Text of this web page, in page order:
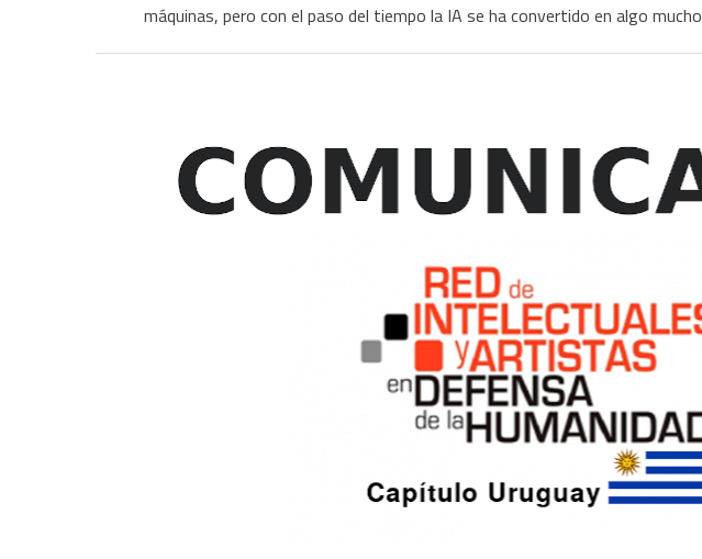
máquinas, pero con el paso del tiempo la IA se ha convertido en algo